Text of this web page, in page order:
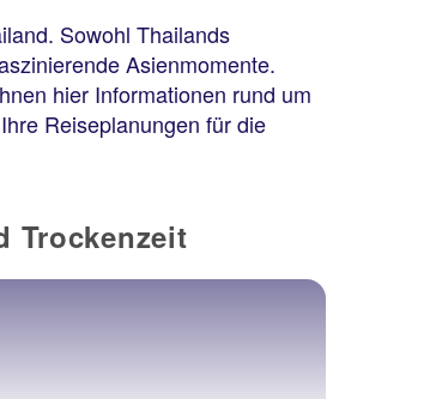
Sowohl Thailands
Asienmomente.
hier Informationen rund um
Reiseplanungen für die
Trockenzeit